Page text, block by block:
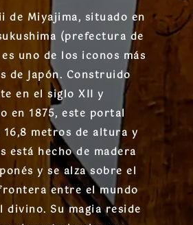
de Miyajima, situado en
(prefectura de
uno de los iconos más
de Japón. Construido
en el siglo XII y
en 1875, este portal
metros de altura y
está hecho de madera
y se alza sobre el
entre el mundo
Su magia reside